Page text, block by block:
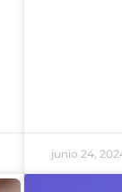
junio 24,